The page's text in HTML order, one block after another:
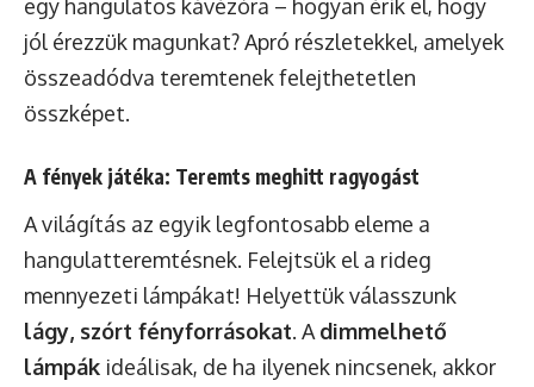
egy hangulatos kávézóra – hogyan érik el, hogy
jól érezzük magunkat? Apró részletekkel, amelyek
összeadódva teremtenek felejthetetlen
összképet.
A fények játéka: Teremts meghitt ragyogást
A világítás az egyik legfontosabb eleme a
hangulatteremtésnek. Felejtsük el a rideg
mennyezeti lámpákat! Helyettük válasszunk
lágy, szórt fényforrásokat. A dimmelhető
lámpák ideálisak, de ha ilyenek nincsenek, akkor